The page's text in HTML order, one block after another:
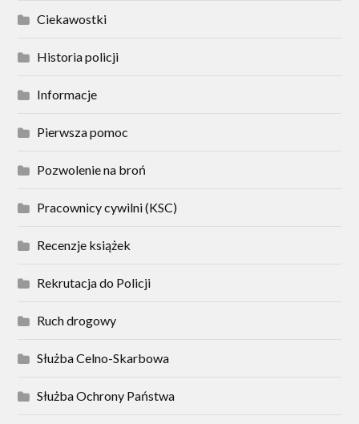
Ciekawostki
Historia policji
Informacje
Pierwsza pomoc
Pozwolenie na broń
Pracownicy cywilni (KSC)
Recenzje książek
Rekrutacja do Policji
Ruch drogowy
Służba Celno-Skarbowa
Służba Ochrony Państwa